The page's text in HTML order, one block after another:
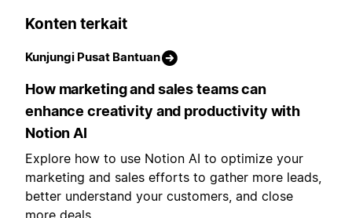
Konten terkait
Kunjungi Pusat Bantuan
How marketing and sales teams can
enhance creativity and productivity with
Notion AI
Explore how to use Notion AI to optimize your
marketing and sales efforts to gather more leads,
better understand your customers, and close